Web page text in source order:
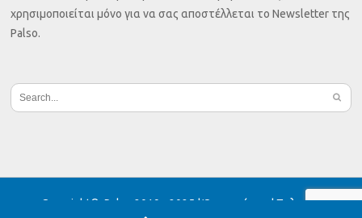
χρησιμοποιείται μόνο για να σας αποστέλλεται το Newsletter της
Palso.
Copyright© Palso 2019 - 2025 |Όροι χρήσης |Πολιτική